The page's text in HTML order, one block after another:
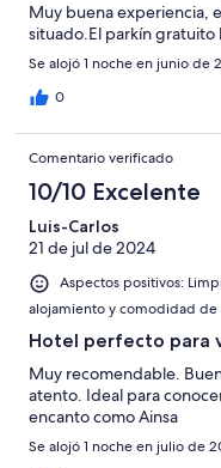
Muy buena experiencia,
situado.El parkín gratuito
Se alojó 1 noche en junio de
0
Comentario verificado
10/10 Excelente
Luis-Carlos
21 de jul de 2024
Aspectos positivos:
alojamiento y comodidad de
Hotel perfecto para
Muy recomendable.
atento. Ideal para
encanto como Ainsa
Se alojó 1 noche en julio de